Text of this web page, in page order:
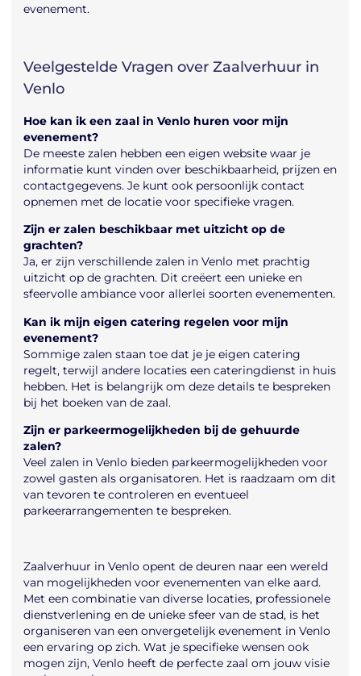
evenement.
Veelgestelde Vragen over Zaalverhuur in
Venlo
Hoe kan ik een zaal in Venlo huren voor mijn
evenement?
De meeste zalen hebben een eigen website waar je
informatie kunt vinden over beschikbaarheid, prijzen en
contactgegevens. Je kunt ook persoonlijk contact
opnemen met de locatie voor specifieke vragen.
Zijn er zalen beschikbaar met uitzicht op de
grachten?
Ja, er zijn verschillende zalen in Venlo met prachtig
uitzicht op de grachten. Dit creëert een unieke en
sfeervolle ambiance voor allerlei soorten evenementen.
Kan ik mijn eigen catering regelen voor mijn
evenement?
Sommige zalen staan toe dat je je eigen catering
regelt, terwijl andere locaties een cateringdienst in huis
hebben. Het is belangrijk om deze details te bespreken
bij het boeken van de zaal.
Zijn er parkeermogelijkheden bij de gehuurde
zalen?
Veel zalen in Venlo bieden parkeermogelijkheden voor
zowel gasten als organisatoren. Het is raadzaam om dit
van tevoren te controleren en eventueel
parkeerarrangementen te bespreken.
Zaalverhuur in Venlo opent de deuren naar een wereld
van mogelijkheden voor evenementen van elke aard.
Met een combinatie van diverse locaties, professionele
dienstverlening en de unieke sfeer van de stad, is het
organiseren van een onvergetelijk evenement in Venlo
een ervaring op zich. Wat je specifieke wensen ook
mogen zijn, Venlo heeft de perfecte zaal om jouw visie